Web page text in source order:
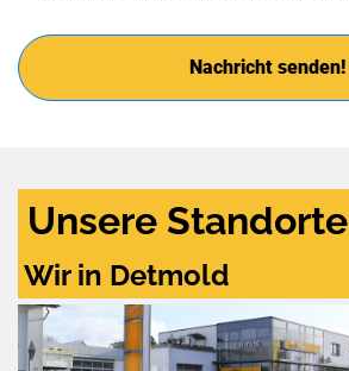
Nachricht senden!
Unsere Standorte
Wir in Detmold